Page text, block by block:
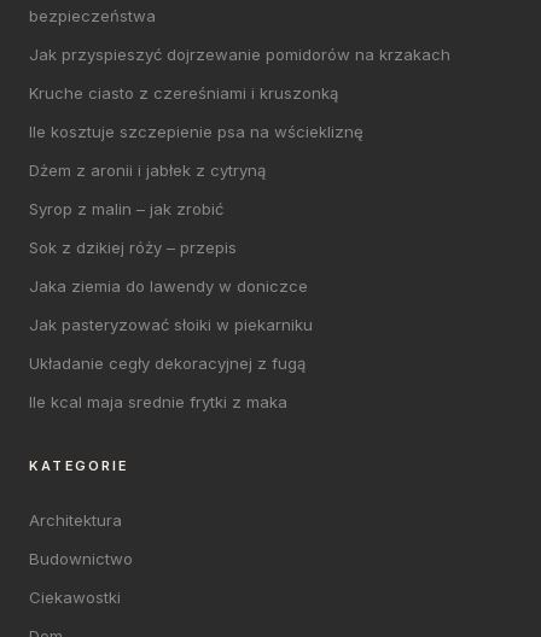
bezpieczeństwa
Jak przyspieszyć dojrzewanie pomidorów na krzakach
Kruche ciasto z czereśniami i kruszonką
Ile kosztuje szczepienie psa na wściekliznę
Dżem z aronii i jabłek z cytryną
Syrop z malin – jak zrobić
Sok z dzikiej róży – przepis
Jaka ziemia do lawendy w doniczce
Jak pasteryzować słoiki w piekarniku
Układanie cegły dekoracyjnej z fugą
Ile kcal maja srednie frytki z maka
KATEGORIE
Architektura
Budownictwo
Ciekawostki